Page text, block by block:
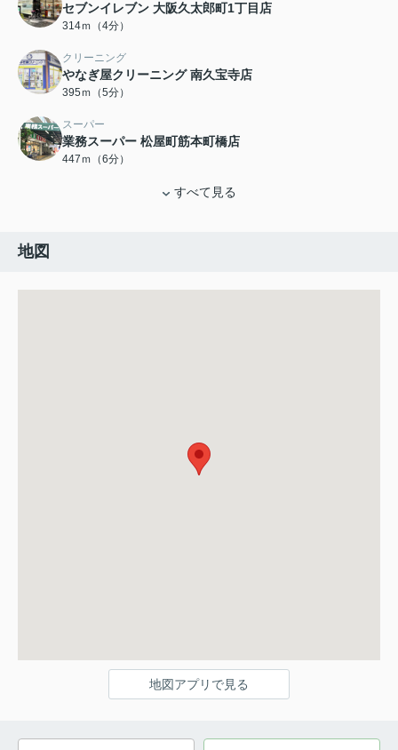
セブンイレブン 大阪久太郎町1丁目店
314ｍ（4分）
クリーニング
やなぎ屋クリーニング 南久宝寺店
395ｍ（5分）
スーパー
業務スーパー 松屋町筋本町橋店
447ｍ（6分）
すべて見る
地図
地図アプリで見る